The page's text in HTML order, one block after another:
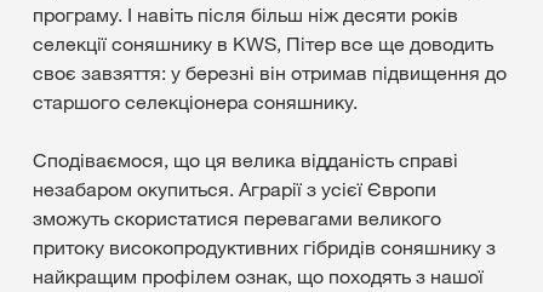
програму. І навіть після більш ніж десяти років
селекції соняшнику в KWS, Пітер все ще доводить
своє завзяття: у березні він отримав підвищення до
старшого селекціонера соняшнику.
Сподіваємося, що ця велика відданість справі
незабаром окупиться. Аграрії з усієї Європи
зможуть скористатися перевагами великого
притоку високопродуктивних гібридів соняшнику з
найкращим профілем ознак, що походять з нашої